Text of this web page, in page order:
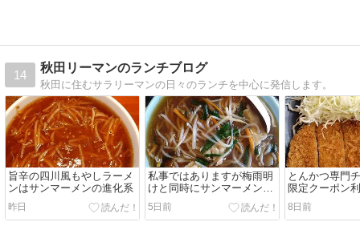
14
秋田リーマンのランチブログ
秋田に住むサラリーマンの日々のランチを中心に発信します。
旨辛の四川風もやしラーメ
ンはサンマーメンの進化系
昨日
私事ではありますが梅雨明
けと同時にサンマーメンブ
ームが到来いたしました
5日前
とんかつ専門
限定クーポン
ツ定食がワン
8日前